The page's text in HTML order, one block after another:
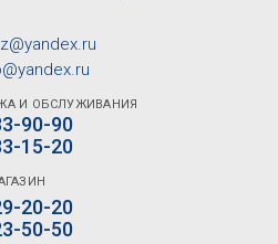
И ОБСЛУЖИВАНИЯ
90-90
15-20
20-20
50-50